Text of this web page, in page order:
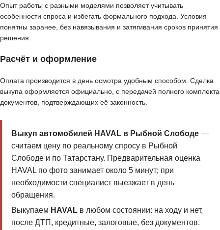
Опыт работы с разными моделями позволяет учитывать
особенности спроса и избегать формального подхода. Условия
понятны заранее, без навязывания и затягивания сроков принятия
решения.
Расчёт и оформление
Оплата производится в день осмотра удобным способом. Сделка
выкупа оформляется официально, с передачей полного комплекта
документов, подтверждающих её законность.
Выкуп автомобилей HAVAL в Рыбной Слободе—
считаем цену по реальному спросу в Рыбной
Слободе и по Татарстану. Предварительная оценка
HAVAL по фото занимает около 5 минут; при
необходимости специалист выезжает в день
обращения.
Выкупаем HAVALв любом состоянии: на ходу и нет,
после ДТП, кредитные, залоговые, без документов.